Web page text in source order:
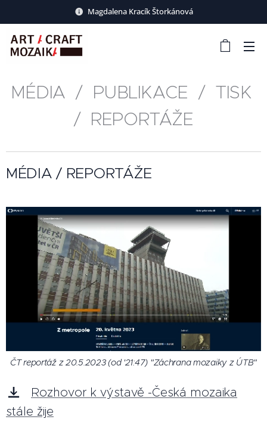
Magdalena Kracík Štorkánová
MÉDIA / PUBLIKACE / TISK
/ REPORTÁŽE
MÉDIA / REPORTÁŽE
ČT reportáž z 20.5.2023 (od '21:47) "Záchrana mozaiky z ÚTB"
Rozhovor k výstavě -Česká mozaika
stále žije